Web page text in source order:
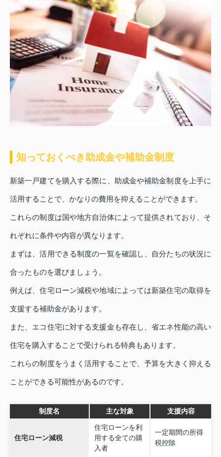
知っておくべき助成金や補助金制度
新築一戸建てを購入する際に、助成金や補助金制度を上手に
活用することで、かなりの費用を抑えることができます。
これらの制度は国や地方自治体によって提供されており、そ
れぞれに条件や内容が異なります。
まずは、活用できる制度の一覧を確認し、自分たちの状況に
合ったものを選びましょう。
例えば、住宅ローン減税や地域によっては新築住宅の取得を
支援する補助金があります。
また、エコ住宅に対する支援金も存在し、省エネ性能の高い
住宅を購入することで受けられる特典もあります。
これらの制度をうまく活用することで、予算を大きく抑える
ことができる可能性があるのです。
制度名 主な対象 支援内容
住宅ローン減税
住宅ローンを利
用する全ての購
入者
一定期間の所得
税控除